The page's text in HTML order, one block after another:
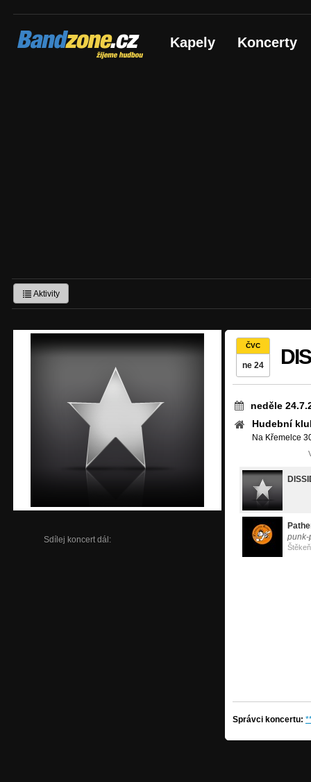
Bandzone.cz
žijeme hudbou Kapely Koncerty
Aktivity
Sdílej koncert dál:
ČVC
ne 24
neděle
Hudební
Na Křemelce
punk-
Štěkeň
Správci koncertu: